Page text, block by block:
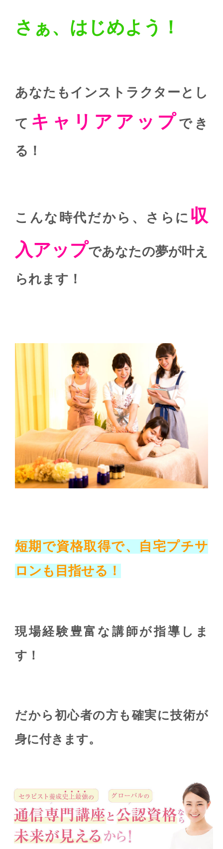
さぁ、はじめよう！
あなたもインストラクターとし
て キャリアアップ でき
る！
こんな時代だから、 さらに 収
入アップであなたの夢が叶え
られます！
短期で資格取得で、自宅プチサ
ロンも目指せる！
現場経験豊富な講師が指導しま
す！
だから初心者の方も確実に技術が
身に付きます。